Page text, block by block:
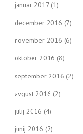
januar 2017 (1)
december 2016 (7)
november 2016 (6)
oktober 2016 (8)
september 2016 (2)
avgust 2016 (2)
julij 2016 (4)
junij 2016 (7)